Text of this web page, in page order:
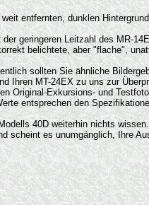
entfernten, dunklen
geringeren Leitzahl des MR-
belichtete, aber "flache",
sollten Sie ähnliche
Ihren MT-24EX zu uns zur
Original-Exkursions- und
entsprechen den
40D weiterhin nichts
scheint es unumgänglich, Ihre